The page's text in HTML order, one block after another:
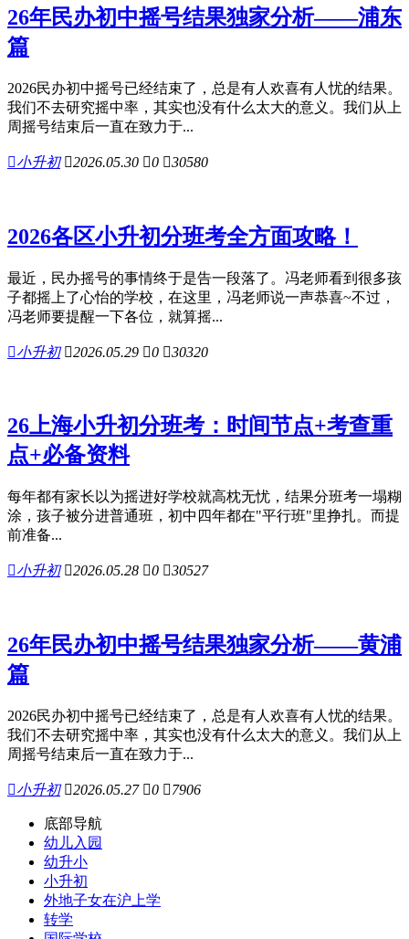
26年民办初中摇号结果独家分析——浦东
篇
2026民办初中摇号已经结束了，总是有人欢喜有人忧的结果。
我们不去研究摇中率，其实也没有什么太大的意义。我们从上
周摇号结束后一直在致力于...
小升初 2026.05.30 0 30580
2026各区小升初分班考全方面攻略！
最近，民办摇号的事情终于是告一段落了。冯老师看到很多孩
子都摇上了心怡的学校，在这里，冯老师说一声恭喜~不过，
冯老师要提醒一下各位，就算摇...
小升初 2026.05.29 0 30320
26上海小升初分班考：时间节点+考查重
点+必备资料
每年都有家长以为摇进好学校就高枕无忧，结果分班考一塌糊
涂，孩子被分进普通班，初中四年都在"平行班"里挣扎。而提
前准备...
小升初 2026.05.28 0 30527
26年民办初中摇号结果独家分析——黄浦
篇
2026民办初中摇号已经结束了，总是有人欢喜有人忧的结果。
我们不去研究摇中率，其实也没有什么太大的意义。我们从上
周摇号结束后一直在致力于...
小升初 2026.05.27 0 7906
底部导航
幼儿入园
幼升小
小升初
外地子女在沪上学
转学